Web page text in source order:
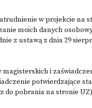
w projekcie na
moich danych
z ustawą z dnia 29
i
potwierdzające
do pobrania na stronie